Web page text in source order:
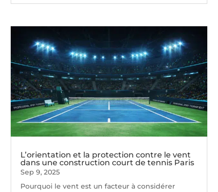
L’orientation et la protection contre le vent
dans une construction court de tennis Paris
Sep 9, 2025
Pourquoi le vent est un facteur à considérer